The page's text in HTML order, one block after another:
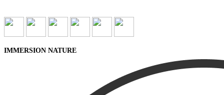
IMMERSION NATURE